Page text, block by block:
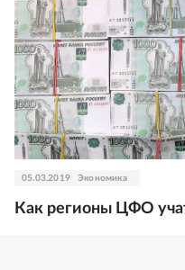
05.03.2019 Экономика
Как регионы ЦФО